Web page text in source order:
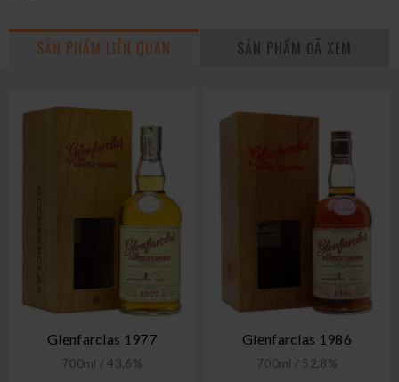
SẢN PHẨM LIÊN QUAN SẢN PHẨM ĐÃ XEM
Glenfarclas 1977
700ml / 43,6%
Glenfarclas 1986
700ml / 52,8%